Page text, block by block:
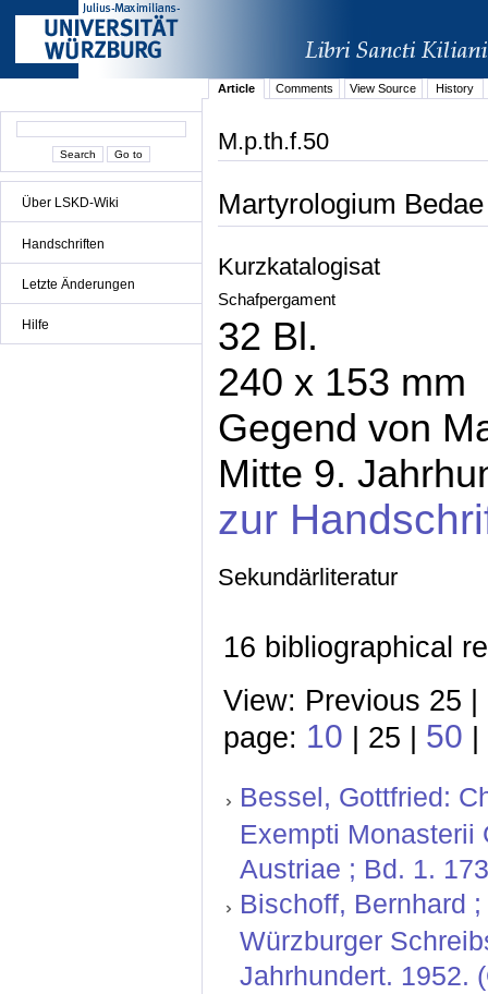
Über LSKD-Wiki
Handschriften
Letzte Änderungen
Hilfe
Article Comments View Source History
M.p.th.f.50
Martyrologium Bedae
Kurzkatalogisat
Schafpergament
32 Bl.
240 x 153 mm
Gegend von
Mitte 9.
zur
Sekundärliteratur
16 bibliographical
View: Previous 25
page: 10 | 25 | 50 |
Bessel, Gottfried:
Exempti Monasterii
Austriae ; Bd. 1.
Bischoff, Bernhard
Würzburger
Jahrhundert. 1952.